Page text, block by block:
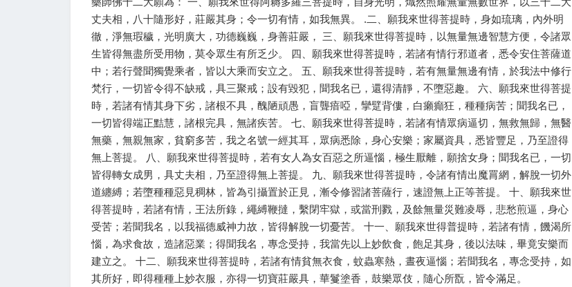
丈夫相，八十隨形好，莊嚴其身；令一切有情，如我無異。 .二、願我來世得菩提時，身如琉璃，內外明
徹，淨無瑕穢，光明廣大，功德巍巍，身善莊嚴， 三、願我來世得菩提時，以無量無邊智慧方便，令諸眾
生皆得無盡所受用物，莫令眾生有所乏少。 四、願我來世得菩提時，若諸有情行邪道者，悉令安住菩薩道
中；若行聲聞獨覺乘者，皆以大乘而安立之。 五、願我來世得菩提時，若有無量無邊有情，於我法中修行
梵行，一切皆令得不缺戒，具三聚戒；設有毀犯，聞我名已，還得清靜，不墮惡趣。 六、願我來世得菩提
時，若諸有情其身下劣，諸根不具，醜陋頑愚，盲聾瘖啞，攣躄背僂，白癩癲狂，種種病苦；聞我名已，
一切皆得端正黠慧，諸根完具，無諸疾苦。 七、願我來世得菩提時，若諸有情眾病逼切，無救無歸，無醫
無藥，無親無家，貧窮多苦，我之名號一經其耳，眾病悉除，身心安樂；家屬資具，悉皆豐足，乃至證得
無上菩提。 八、願我來世得菩提時，若有女人為女百惡之所逼惱，極生厭離，願捨女身；聞我名已，一切
皆得轉女成男，具丈夫相，乃至證得無上菩提。 九、願我來世得菩提時，令諸有情出魔罥網，解脫一切外
道纏縛；若墮種種惡見稠林，皆為引攝置於正見，漸令修習諸菩薩行，速證無上正等菩提。 十、願我來世
得菩提時，若諸有情，王法所錄，繩縛鞭撻，繫閉牢獄，或當刑戮，及餘無量災難凌辱，悲愁煎逼，身心
受苦；若聞我名，以我福德威神力故，皆得解脫一切憂苦。 十一、願我來世得普提時，若諸有情，饑渴所
惱，為求食故，造諸惡業；得聞我名，專念受持，我當先以上妙飲食，飽足其身，後以法味，畢竟安樂而
建立之。 十二、願我來世得菩提時，若諸有情貧無衣食，蚊蟲寒熱，晝夜逼惱；若聞我名，專念受持，如
其所好，即得種種上妙衣服，亦得一切寶莊嚴具，華鬘塗香，鼓樂眾伎，隨心所翫，皆令滿足。